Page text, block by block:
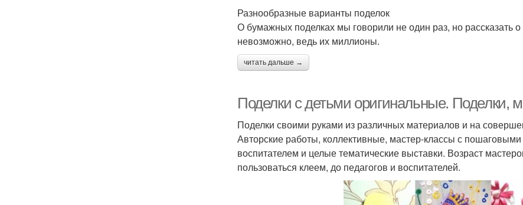
Разнообразные варианты поделок
О бумажных поделках мы говорили не один раз, но рассказать
невозможно, ведь их миллионы.
читать дальше →
Поделки с детьми оригинальные. Поделки,
Поделки своими руками из различных материалов и на
Авторские работы, коллективные, мастер-классы с
воспитателем и целые тематические выставки. Возраст
пользоваться клеем, до педагогов и воспитателей.